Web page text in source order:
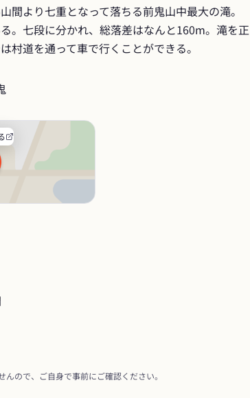
間より七重となって落ちる前鬼山中最大の滝。
。七段に分かれ、総落差はなんと160m。滝を正
村道を通って車で行くことができる。
ので、ご自身で事前にご確認ください。